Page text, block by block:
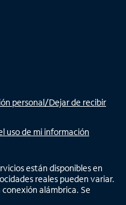
personal/Dejar de recibir
uso de mi información
están disponibles en
reales pueden variar.
alámbrica. Se